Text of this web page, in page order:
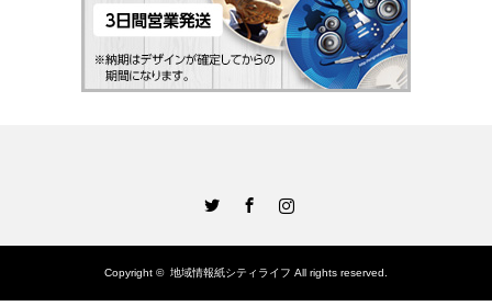
Copyright © 地域情報紙シティライフ All rights reserved.